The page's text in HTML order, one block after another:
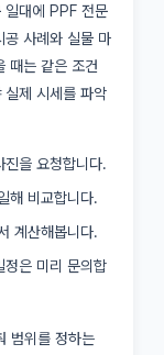
일대에 PPF 전문
공 사례와 실물 마
때는 같은 조건
제 시세를 파악
을 요청합니다.
해 비교합니다.
계산해봅니다.
정은 미리 문의합
범위를 정하는